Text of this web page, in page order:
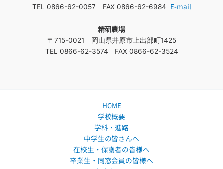
TEL 0866-62-0057 FAX 0866-62-6984 E-mail
精研農場
〒715-0021 岡山県井原市上出部町1425
TEL 0866-62-3574 FAX 0866-62-3524
HOME
学校概要
学科・進路
中学生の皆さんへ
在校生・保護者の皆様へ
卒業生・同窓会員の皆様へ